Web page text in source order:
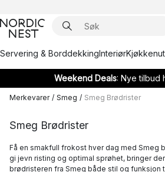
Servering & BorddekkingInteriør
Weekend Deals: Nye tilbud
Merkevarer / Smeg / Smeg Brødrister
Smeg Brødrister
Få en smakfull frokost hver dag med Smeg
gi jevn risting og optimal sprøhet, bringer
brødristeren fra Smeg både stil og funksjon